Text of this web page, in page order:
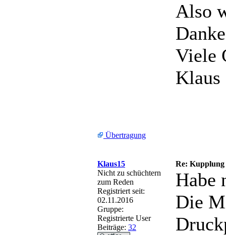
Also
Viele
Klaus
Übertragung
Klaus15
Re: Kupplung
Nicht zu schüchtern
zum Reden
Registriert seit:
02.11.2016
Gruppe:
Registrierte User
Beiträge: 32
Habe
Die